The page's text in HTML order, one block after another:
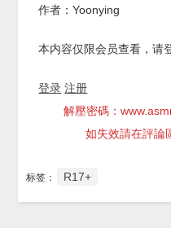
作者：Yoonying
本内容仅限会员查看，请
登录 注册
解壓密碼：
如失效請在評論
标签： R17+